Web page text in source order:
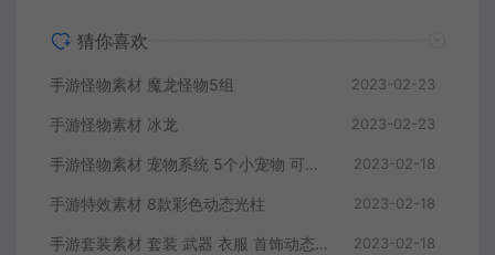
猜你喜欢
手游怪物素材 魔龙怪物5组 2023-02-23
手游怪物素材 冰龙 2023-02-23
手游怪物素材 宠物系统 5个小宠物 可做怪物 含配置文件 以及脚本 2023-02-18
手游特效素材 8款彩色动态光柱 2023-02-18
手游套装素材 套装 武器 衣服 首饰动态内观特效 2023-02-18